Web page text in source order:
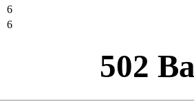
6
6
502